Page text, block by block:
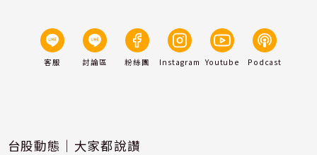
客服 討論區 粉絲團 Instagram Youtube Podcast
台股動態｜大家都說讚